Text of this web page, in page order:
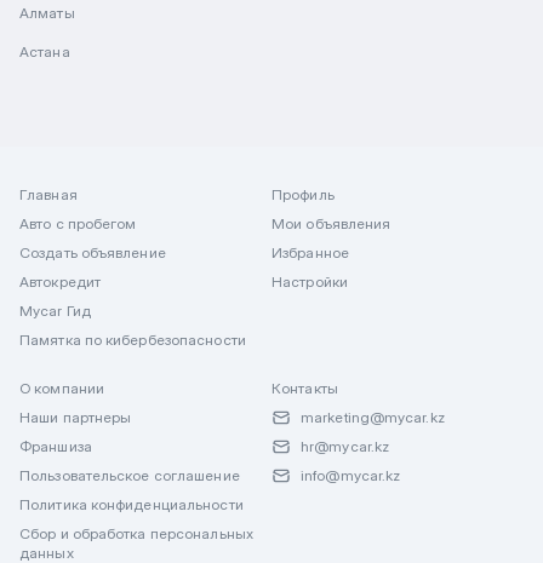
Алматы
Астана
Главная
Авто с пробегом
Создать объявление
Автокредит
Mycar Гид
Памятка по кибербезопасности
Профиль
Мои объявления
Избранное
Настройки
О компании
Наши партнеры
Франшиза
Пользовательское соглашение
Политика конфиденциальности
Сбор и обработка персональных
данных
Контакты
marketing@mycar.kz
hr@mycar.kz
info@mycar.kz